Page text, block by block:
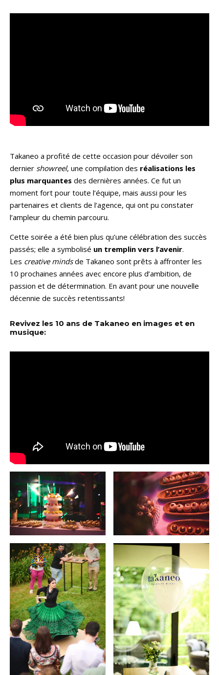
Takaneo a profité de cette occasion pour dévoiler son
dernier showreel, une compilation des réalisations les
plus marquantes des dernières années. Ce fut un
moment fort pour toute l’équipe, mais aussi pour les
partenaires et clients de l’agence, qui ont pu constater
l’ampleur du chemin parcouru.
Cette soirée a été bien plus qu’une célébration des succès
passés; elle a symbolisé un tremplin vers l’avenir.
Les creative mindsde Takaneo sont prêts à affronter les
10 prochaines années avec encore plus d’ambition, de
passion et de détermination. En avant pour une nouvelle
décennie de succès retentissants!
Revivez les 10 ans de Takaneo en images et en
musique: